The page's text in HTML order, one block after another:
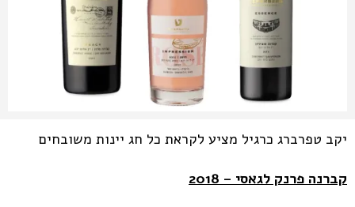
יקב טפרברג כרגיל מציע לקראת כל חג יינות משובחים
קברנה פרנק לגאסי – 2018